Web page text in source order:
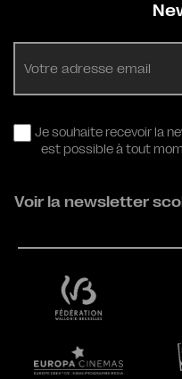
Je souhaite recevoir la
est possible à tout
Voir la newsletter